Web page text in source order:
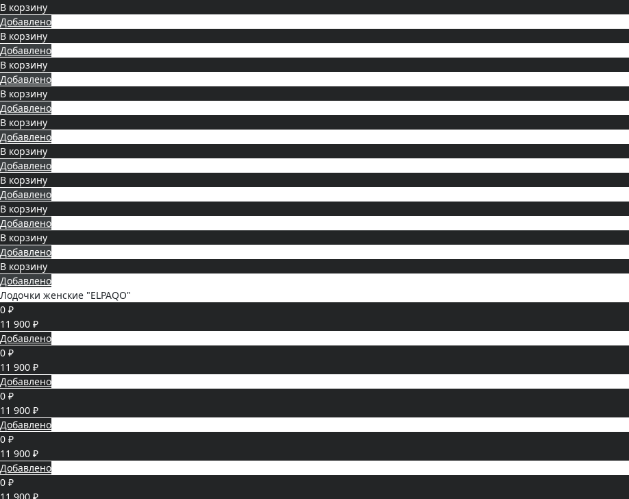
В корзину
Добавлено
В корзину
Добавлено
В корзину
Добавлено
В корзину
Добавлено
В корзину
Добавлено
В корзину
Добавлено
В корзину
Добавлено
В корзину
Добавлено
В корзину
Добавлено
В корзину
Добавлено
Лодочки женские "ELPAQO"
0 ₽
11 900 ₽
Добавлено
0 ₽
11 900 ₽
Добавлено
0 ₽
11 900 ₽
Добавлено
0 ₽
11 900 ₽
Добавлено
0 ₽